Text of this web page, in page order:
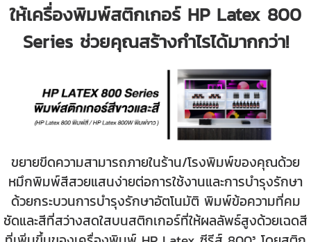
ให้เครื่องพิมพ์สติกเกอร์ HP Latex 800
Series ช่วยคุณสร้างกำไรได้มากกว่า!
ขยายขีดความสามารถภายในร้าน/โรงพิมพ์ของคุณด้วย
หมึกพิมพ์สีสวยแสนง่ายต่อการใช้งานและการบำรุงรักษา
ด้วยกระบวนการบำรุงรักษาอัตโนมัติ พิมพ์ข้อความที่คม
ชัดและสีที่สว่างสดใสบนสติกเกอร์ที่ให้ผลลัพธ์สูงด้วยเฉดสี